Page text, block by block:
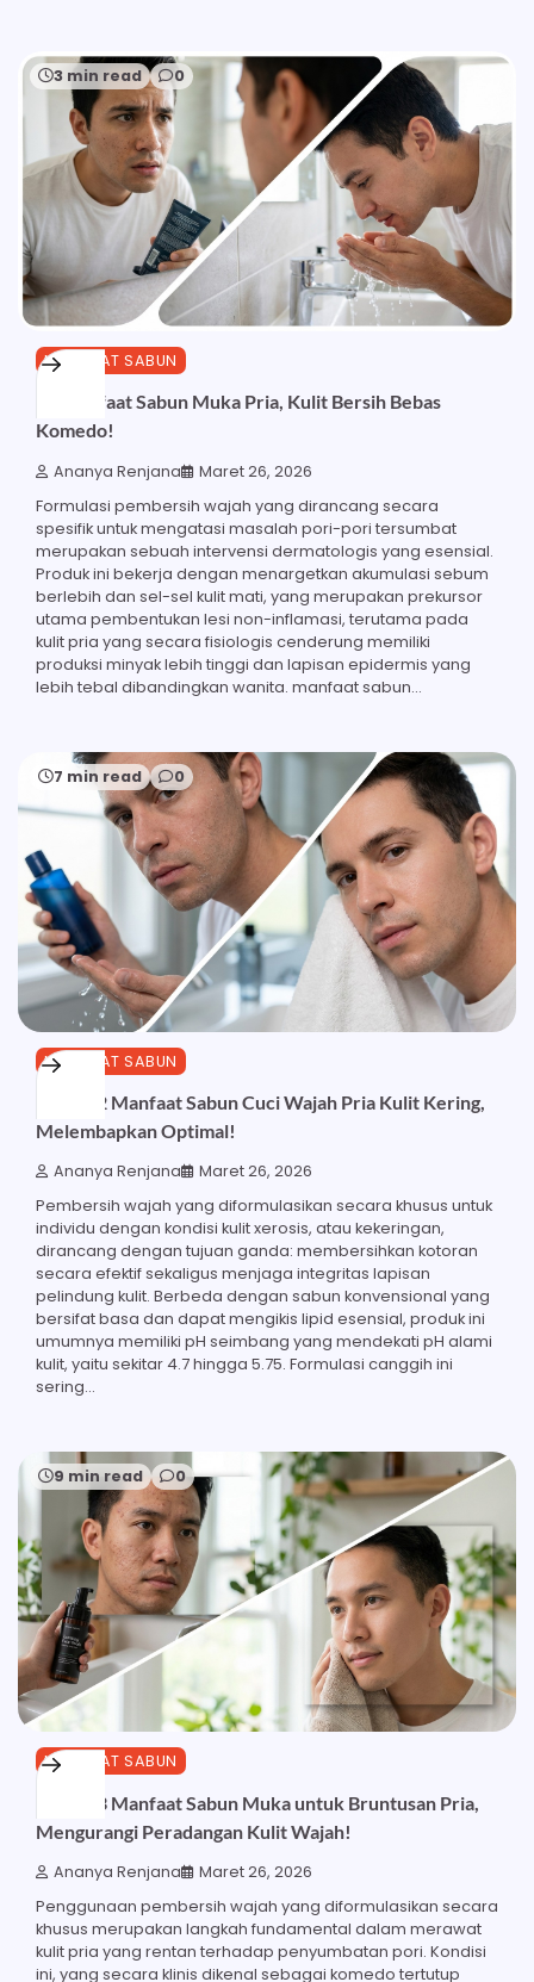
3 min read 0
MANFAAT SABUN
23 Manfaat Sabun Muka Pria, Kulit Bersih Bebas
Komedo!
Ananya Renjana Maret 26, 2026
Formulasi pembersih wajah yang dirancang secara
spesifik untuk mengatasi masalah pori-pori tersumbat
merupakan sebuah intervensi dermatologis yang esensial.
Produk ini bekerja dengan menargetkan akumulasi sebum
berlebih dan sel-sel kulit mati, yang merupakan prekursor
utama pembentukan lesi non-inflamasi, terutama pada
kulit pria yang secara fisiologis cenderung memiliki
produksi minyak lebih tinggi dan lapisan epidermis yang
lebih tebal dibandingkan wanita. manfaat sabun…
7 min read 0
MANFAAT SABUN
Inilah 22 Manfaat Sabun Cuci Wajah Pria Kulit Kering,
Melembapkan Optimal!
Ananya Renjana Maret 26, 2026
Pembersih wajah yang diformulasikan secara khusus untuk
individu dengan kondisi kulit xerosis, atau kekeringan,
dirancang dengan tujuan ganda: membersihkan kotoran
secara efektif sekaligus menjaga integritas lapisan
pelindung kulit. Berbeda dengan sabun konvensional yang
bersifat basa dan dapat mengikis lipid esensial, produk ini
umumnya memiliki pH seimbang yang mendekati pH alami
kulit, yaitu sekitar 4.7 hingga 5.75. Formulasi canggih ini
sering…
9 min read 0
MANFAAT SABUN
Inilah 23 Manfaat Sabun Muka untuk Bruntusan Pria,
Mengurangi Peradangan Kulit Wajah!
Ananya Renjana Maret 26, 2026
Penggunaan pembersih wajah yang diformulasikan secara
khusus merupakan langkah fundamental dalam merawat
kulit pria yang rentan terhadap penyumbatan pori. Kondisi
ini, yang secara klinis dikenal sebagai komedo tertutup